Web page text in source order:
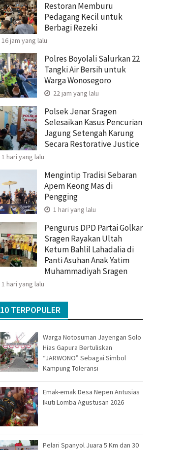
Restoran Memburu
Pedagang Kecil untuk
Berbagi Rezeki
16 jam yang lalu
Polres Boyolali Salurkan 22
Tangki Air Bersih untuk
Warga Wonosegoro
22 jam yang lalu
Polsek Jenar Sragen
Selesaikan Kasus Pencurian
Jagung Setengah Karung
Secara Restorative Justice
1 hari yang lalu
Mengintip Tradisi Sebaran
Apem Keong Mas di
Pengging
1 hari yang lalu
Pengurus DPD Partai Golkar
Sragen Rayakan Ultah
Ketum Bahlil Lahadalia di
Panti Asuhan Anak Yatim
Muhammadiyah Sragen
1 hari yang lalu
10 TERPOPULER
Warga Notosuman Jayengan Solo
Hias Gapura Bertuliskan
“JARWONO” Sebagai Simbol
Kampung Toleransi
Emak-emak Desa Nepen Antusias
Ikuti Lomba Agustusan 2026
Pelari Spanyol Juara 5 Km dan 30